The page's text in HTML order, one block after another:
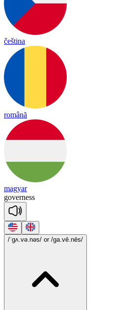
čeština
română
magyar
governess
/ˈgʌ.və.nəs/ or /ga.vē.nēs/